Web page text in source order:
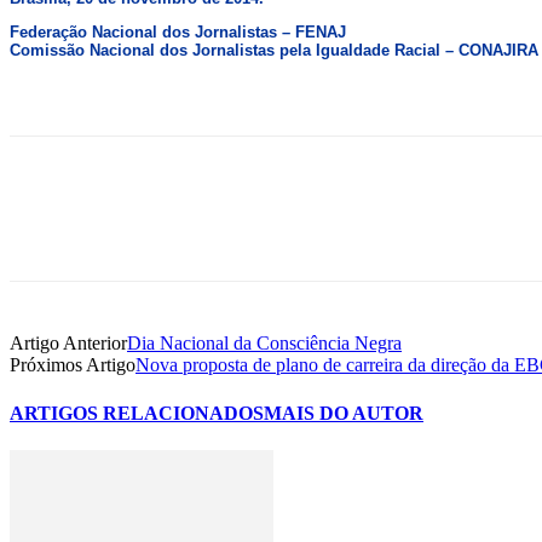
Federação Nacional dos Jornalistas – FENAJ
Comissão Nacional dos Jornalistas pela Igualdade Racial – CONAJIRA
Artigo AnteriorDia Nacional da Consciência Negra
Próximos ArtigoNova proposta de plano de carreira da direção da
ARTIGOS RELACIONADOSMAIS DO AUTOR